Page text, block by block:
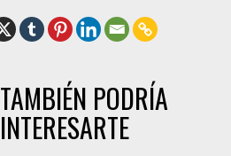
TAMBIÉN PODRÍA
INTERESARTE